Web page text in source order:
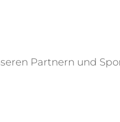
Partnern und